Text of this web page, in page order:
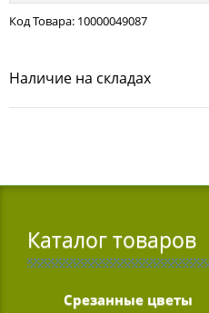
Код Товара: 10000049087
Наличие на складах
Каталог товаров
Срезанные цветы